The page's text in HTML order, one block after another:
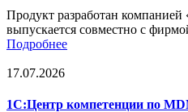
Продукт разработан
выпускается совместно с
Подробнее
17.07.2026
1С:Центр компетенции по